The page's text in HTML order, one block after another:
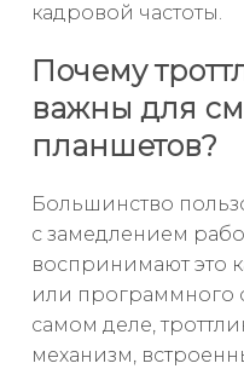
кадровой частоты.
Почему
важны для
планшетов?
Большинство
с замедлением
воспринимают это
или программного
самом деле,
механизм,